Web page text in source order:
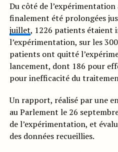
Du côté de
finalement été prolongées
juillet, 1226 patients étaient
l’expérimentation, sur les
patients ont quitté
lancement, dont 186 pour
pour inefficacité du
Un rapport, réalisé par une
au Parlement le 26
de l’expérimentation, et
des données recueillies.